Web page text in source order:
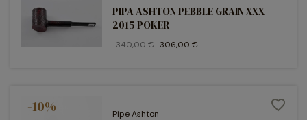
PIPA ASHTON PEBBLE GRAIN XXX
2015 POKER
340,00 € 306,00 €
-10% Pipe Ashton
favorite_border